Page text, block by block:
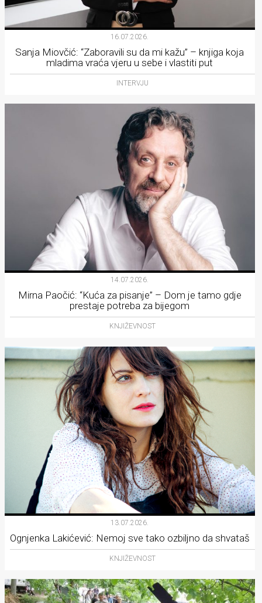
16.07.2026.
Sanja Miovčić: “Zaboravili su da mi kažu” – knjiga koja
mladima vraća vjeru u sebe i vlastiti put
INTERVJU
14.07.2026.
Mirna Paočić: “Kuća za pisanje” – Dom je tamo gdje
prestaje potreba za bijegom
KNJIŽEVNOST
13.07.2026.
Ognjenka Lakićević: Nemoj sve tako ozbiljno da shvataš
KNJIŽEVNOST